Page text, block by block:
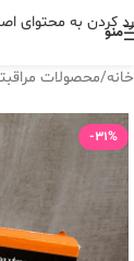
رد کردن به محتوای
منو
خانه/محصولات
-31%